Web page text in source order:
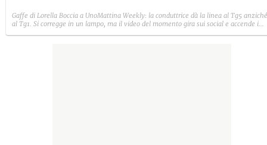
Gaffe di Lorella Boccia a UnoMattina Weekly: la conduttrice dà la linea al Tg5 anziché
al Tg1. Si corregge in un lampo, ma il video del momento gira sui social e accende i